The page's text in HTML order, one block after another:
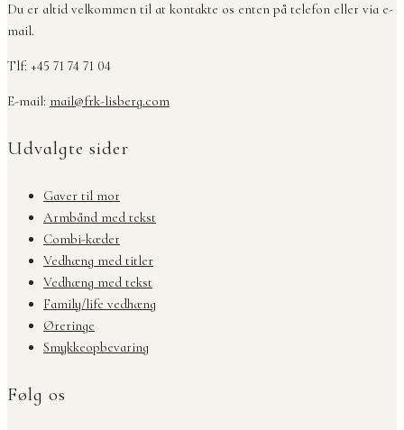
Du er altid velkommen til at kontakte os enten på telefon eller via e-
mail.
Tlf: +45 71 74 71 04
E-mail: mail@frk-lisberg.com
Udvalgte sider
Gaver til mor
Armbånd med tekst
Combi-kæder
Vedhæng med titler
Vedhæng med tekst
Family/life vedhæng
Øreringe
Smykkeopbevaring
Følg os